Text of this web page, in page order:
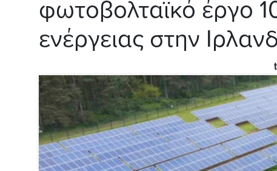
φωτοβολταϊκό έργο
ενέργειας στην